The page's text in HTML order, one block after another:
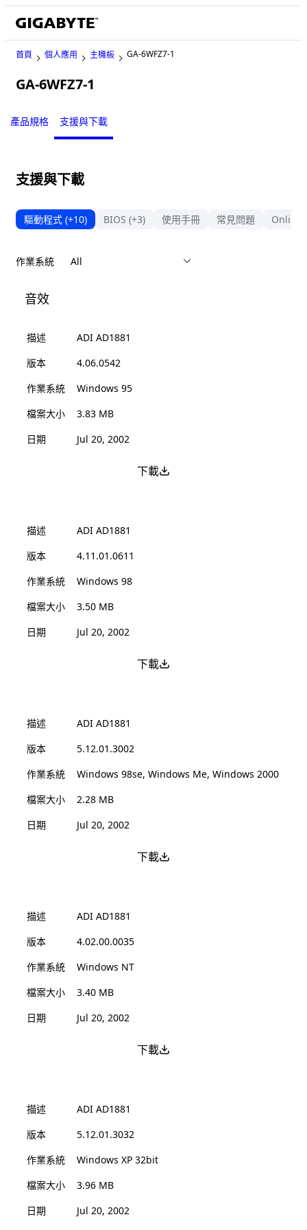
首頁 個人應用 主機板 GA-6WFZ7-1
GA-6WFZ7-1
產品規格 支援與下載
支援與下載
驅動程式 (+10) BIOS (+3) 使用手冊 常見問題 Online
作業系統
音效
描述
ADI AD1881
版本
4.06.0542
作業系統
Windows 95
檔案大小
3.83 MB
日期
Jul 20, 2002
下載
描述
ADI AD1881
版本
4.11.01.0611
作業系統
Windows 98
檔案大小
3.50 MB
日期
Jul 20, 2002
下載
描述
ADI AD1881
版本
5.12.01.3002
作業系統
Windows 98se, Windows Me, Windows 2000
檔案大小
2.28 MB
日期
Jul 20, 2002
下載
描述
ADI AD1881
版本
4.02.00.0035
作業系統
Windows NT
檔案大小
3.40 MB
日期
Jul 20, 2002
下載
描述
ADI AD1881
版本
5.12.01.3032
作業系統
Windows XP 32bit
檔案大小
3.96 MB
日期
Jul 20, 2002